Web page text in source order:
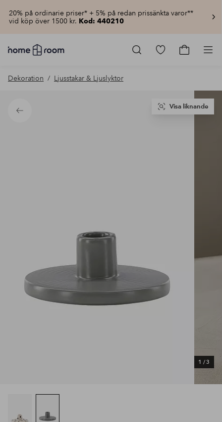
20% på ordinarie priser* + 5% på redan prissänkta varor**
vid köp över 1500 kr. Kod: 440210
Homeroom
–
hemmet
pris
Gå
Gå
Dekoration Ljusstakar & Ljuslyktor
Tillbaka
1 /3
Visa liknande